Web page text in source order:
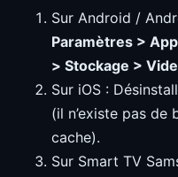
Sur Android /
Paramètres >
> Stockage >
Sur iOS :
(il n’existe pas
cache).
Sur Smart TV